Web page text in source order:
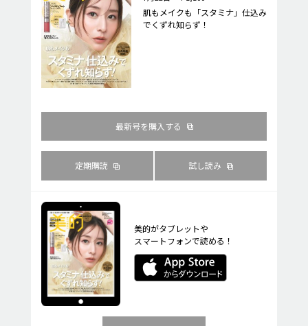
肌もメイクも「スタミナ」仕込み
でくずれ知らず！
最新号を購入する
定期購読 試し読み
美的がタブレットや
スマートフォンで読める！